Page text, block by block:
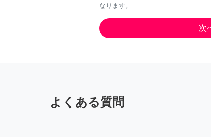
なります。
よくある質問